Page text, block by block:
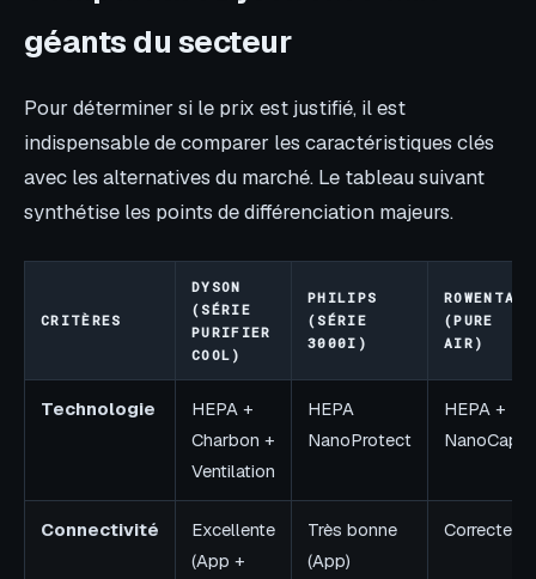
géants du secteur
Pour déterminer si le prix est justifié, il est
indispensable de comparer les caractéristiques clés
avec les alternatives du marché. Le tableau suivant
synthétise les points de différenciation majeurs.
CRITÈRES
DYSON
(SÉRIE
PURIFIER
COOL)
PHILIPS
(SÉRIE
3000I)
ROWENTA
(PURE
AIR)
Technologie
HEPA +
Charbon +
Ventilation
HEPA
NanoProtect
HEPA +
Connectivité
Excellente
(App +
Très bonne
(App)
Correcte